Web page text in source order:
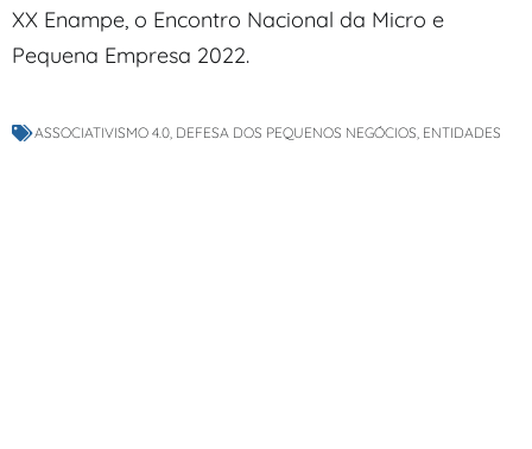
XX Enampe, o Encontro Nacional da Micro e
Pequena Empresa 2022.
ASSOCIATIVISMO 4.0 DEFESA DOS PEQUENOS NEGÓCIOS ENTIDADES